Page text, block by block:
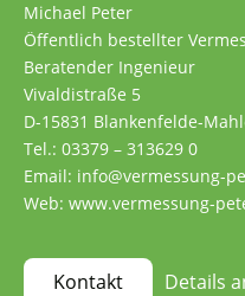
Michael Peter
Öffentlich bestellter
Beratender Ingenieur
Vivaldistraße 5
D-15831 Blankenfelde-
Tel.: 03379 – 313629 0
Email: info@vermessung-
Web: www.vermessung-
Kontakt Details